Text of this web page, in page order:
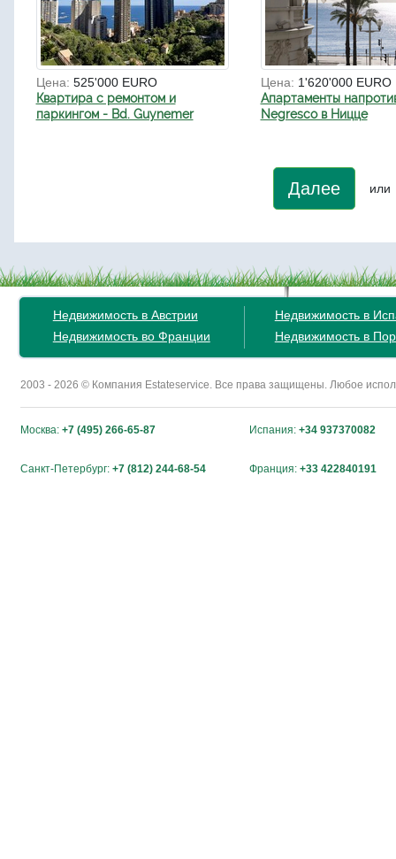
Цена: 525'000 EURO
Квартира с ремонтом и
паркингом - Bd. Guynemer
Цена: 1'620'000 EURO
Апартаменты
Negresco в Ницце
Далее или
Недвижимость в Австрии
Недвижимость во Франции
Недвижимость в
Недвижимость в
2003 - 2026 © Компания Estateservice. Все права защищены. Любое
Москва: +7 (495) 266-65-87 Испания: +34 937370082
Санкт-Петербург: +7 (812) 244-68-54 Франция: +33 422840191